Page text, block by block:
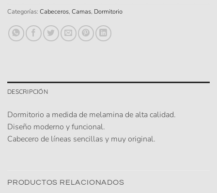
Categorías: Cabeceros, Camas, Dormitorio
DESCRIPCIÓN
Dormitorio a medida de melamina de alta calidad.
Diseño moderno y funcional.
Cabecero de líneas sencillas y muy original.
PRODUCTOS RELACIONADOS